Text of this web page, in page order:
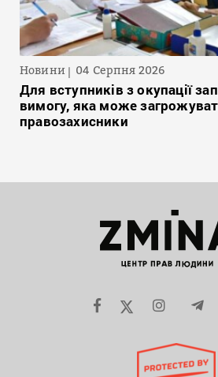
Новини 04 Серпня 2026
Для вступників з окупації
вимогу, яка може
правозахисники